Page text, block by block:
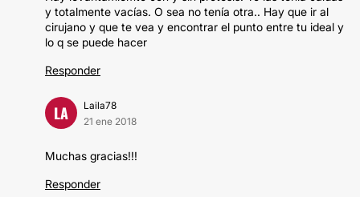
y totalmente vacías. O sea no tenía otra.. Hay que ir al
cirujano y que te vea y encontrar el punto entre tu ideal y
lo q se puede hacer
Responder
LA
Laila78
21 ene 2018
Muchas gracias!!!
Responder